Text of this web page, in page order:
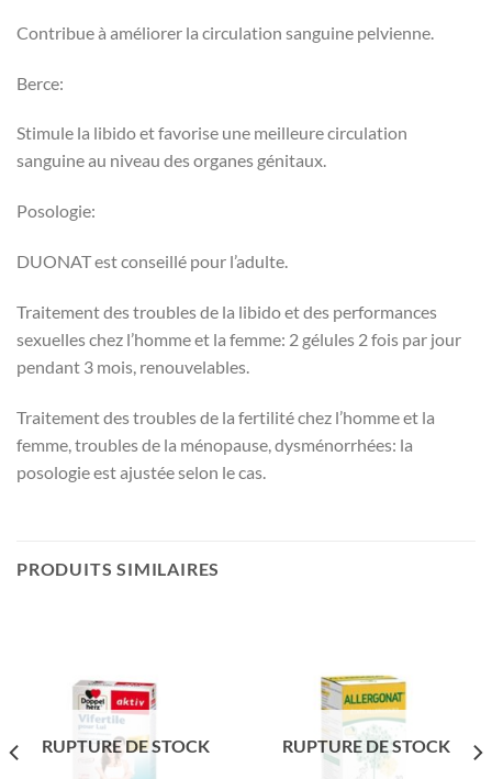
Contribue à améliorer la circulation sanguine pelvienne.
Berce:
Stimule la libido et favorise une meilleure circulation
sanguine au niveau des organes génitaux.
Posologie:
DUONAT est conseillé pour l’adulte.
Traitement des troubles de la libido et des performances
sexuelles chez l’homme et la femme: 2 gélules 2 fois par jour
pendant 3 mois, renouvelables.
Traitement des troubles de la fertilité chez l’homme et la
femme, troubles de la ménopause, dysménorrhées: la
posologie est ajustée selon le cas.
PRODUITS SIMILAIRES
RUPTURE DE STOCK RUPTURE DE STOCK